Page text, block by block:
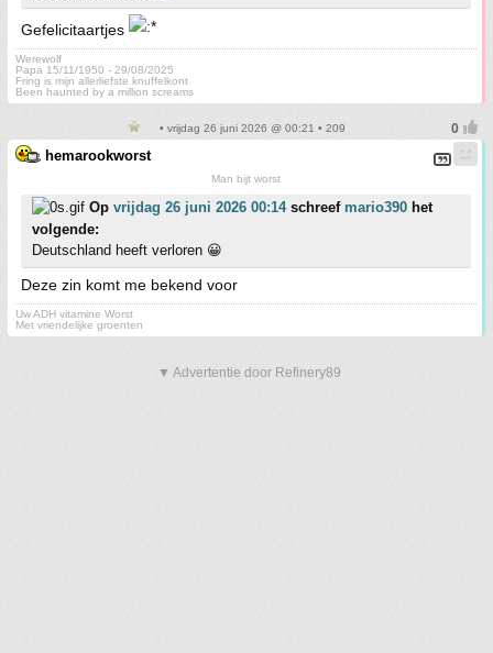
Gefelicitaartjes
Werewolf
Papa 15/11/1950 - 29/08/2025
Fring is mijn allerliefste knuffelkont
Been haunted by a million screams
• vrijdag 26 juni 2026 @ 00:21 • 209
hemarookworst
Man bijt worst
Op vrijdag 26 juni 2026 00:14schreef mario390 het
volgende:
Deutschland heeft verloren 😀
Deze zin komt me bekend voor
Uw ADH vitamine Worst
Met vriendelijke groenten
▼ Advertentie door Refinery89